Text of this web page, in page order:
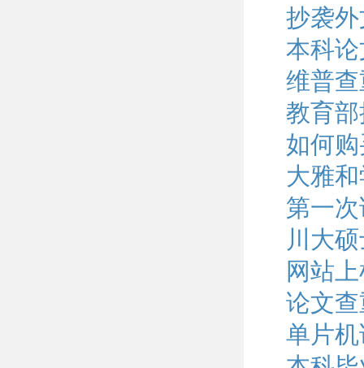
抄袭
本科
维普
教育
如何
大雅
第一
川大
网站
论文
单片